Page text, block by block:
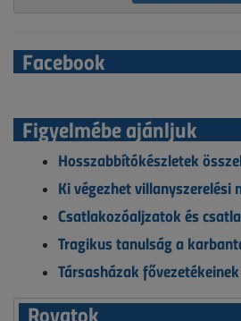
Facebook
Figyelmébe ajánljuk
Hosszabbítókészletek
Ki végezhet villanyszerelési
Csatlakozóaljzatok és
Tragikus tanulság a
Társasházak
Rovatok